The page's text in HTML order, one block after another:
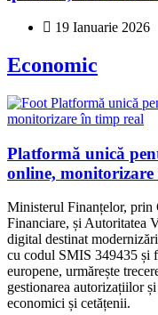
19 Ianuarie 2026
Economic
Platformă unică
online,
Ministerul Finanțelor,
Financiare, și Autoritatea
digital destinat
cu codul SMIS 349435 și
europene, urmărește
gestionarea autorizațiilor
economici și cetățenii.